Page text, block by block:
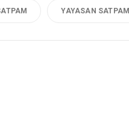
YAYASAN SATPAM